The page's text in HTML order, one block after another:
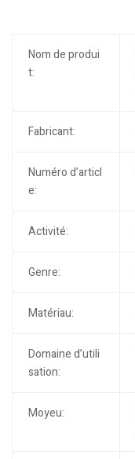
Nom de produi
t:
Fabricant:
Numéro d’articl
e:
Activité:
Genre:
Matériau:
Domaine d’utili
sation:
Moyeu: